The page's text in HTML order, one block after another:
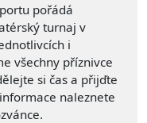
pořádá
turnaj v
i
všechny příznivce
si čas a přijďte
naleznete